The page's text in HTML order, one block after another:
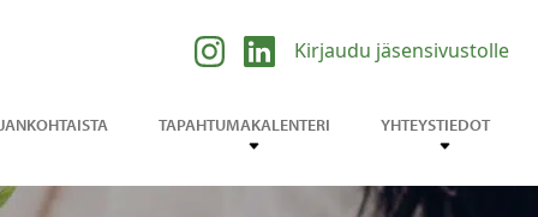
TAPAHTUMAKALENTERI YHTEYSTIEDOT
Kirjaudu jäsensivustolle